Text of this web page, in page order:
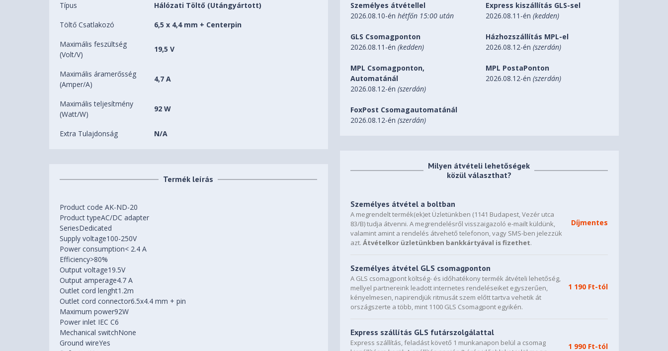
Típus Hálózati Töltő (Utángyártott)
Töltő Csatlakozó 6,5 x 4,4 mm + Centerpin
Maximális feszültség
(Volt/V)
19,5 V
Maximális áramerősség
(Amper/A)
4,7 A
Maximális teljesítmény
(Watt/W)
92 W
Extra Tulajdonság N/A
Termék leírás
Product code AK-ND-20
Product typeAC/DC adapter
SeriesDedicated
Supply voltage100-250V
Power consumption< 2.4 A
Efficiency>80%
Output voltage19.5V
Output amperage4.7 A
Outlet cord lenght1.2m
Outlet cord connector6.5x4.4 mm + pin
Maximum power92W
Power inlet IEC C6
Mechanical switchNone
Ground wireYes
Személyes átvétellel
2026.08.10-énhétfőn 15:00 után
Express kiszállítás GLS-sel
2026.08.11-én (kedden)
GLS Csomagponton
2026.08.11-én(kedden)
Házhozszállítás MPL-el
2026.08.12-én (szerdán)
MPL Csomagponton,
Automatánál
2026.08.12-én(szerdán)
MPL PostaPonton
2026.08.12-én (szerdán)
FoxPost Csomagautomatánál
2026.08.12-én(szerdán)
Milyen átvételi lehetőségek
közül választhat?
Személyes átvétel a boltban
A megrendelt termék(ek)et Üzletünkben (1141 Budapest, Vezér utca
83/B) tudja átvenni. A megrendelésről visszaigazoló e-mailt küldünk,
valamint amint a rendelés átvehető telefonon, vagy SMS-ben jelezzük
azt.Átvételkor üzletünkben bankkártyával is fizethet.
Díjmentes
Személyes átvétel GLS csomagponton
A GLS csomagpont költség- és időhatékony termék átvételi lehetőség,
mellyel partnereink leadott internetes rendeléseiket egyszerűen,
kényelmesen, napirendjük ritmusát szem előtt tartva vehetik át
országszerte a több, mint 1100 GLS Csomagpont egyikén.
1 190 Ft-tól
Express szállítás GLS futárszolgálattal
Express szállítás, feladást követő 1 munkanapon belül a csomag
1 990 Ft-tól